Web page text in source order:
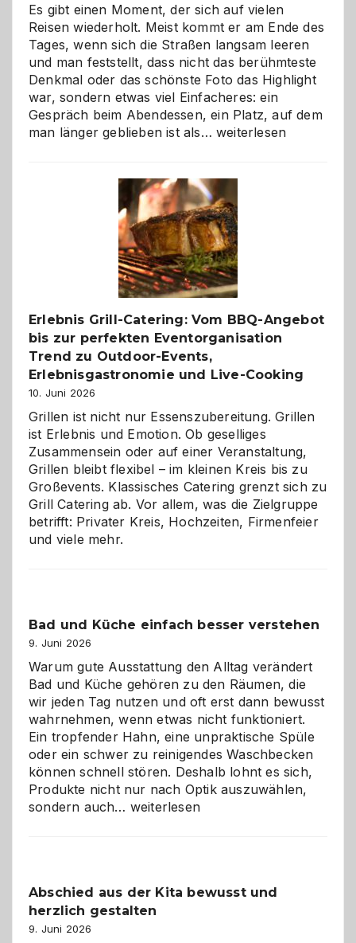
Es gibt einen Moment, der sich auf vielen
Reisen wiederholt. Meist kommt er am Ende des
Tages, wenn sich die Straßen langsam leeren
und man feststellt, dass nicht das berühmteste
Denkmal oder das schönste Foto das Highlight
war, sondern etwas viel Einfacheres: ein
Gespräch beim Abendessen, ein Platz, auf dem
man länger geblieben ist als… Als
–
die
Gelegenheit,
neue
Reiseziele
zu
entdecken
weiterlesen
Erlebnis Grill-Catering: Vom BBQ-Angebot
bis zur perfekten Eventorganisation
Trend zu Outdoor-Events,
Erlebnisgastronomie und Live-Cooking
10. Juni 2026
Grillen ist nicht nur Essenszubereitung. Grillen
ist Erlebnis und Emotion. Ob geselliges
Zusammensein oder auf einer Veranstaltung,
Grillen bleibt flexibel – im kleinen Kreis bis zu
Großevents. Klassisches Catering grenzt sich zu
Grill Catering ab. Vor allem, was die Zielgruppe
betrifft: Privater Kreis, Hochzeiten, Firmenfeier
und viele mehr.
Bad und Küche einfach besser verstehen
9. Juni 2026
Warum gute Ausstattung den Alltag verändert
Bad und Küche gehören zu den Räumen, die
wir jeden Tag nutzen und oft erst dann bewusst
wahrnehmen, wenn etwas nicht funktioniert.
Ein tropfender Hahn, eine unpraktische Spüle
oder ein schwer zu reinigendes Waschbecken
können schnell stören. Deshalb lohnt es sich,
Produkte nicht nur nach Optik auszuwählen,
sondern auch… Bad
verstehen
weiterlesen
Abschied aus der Kita bewusst und
herzlich gestalten
9. Juni 2026